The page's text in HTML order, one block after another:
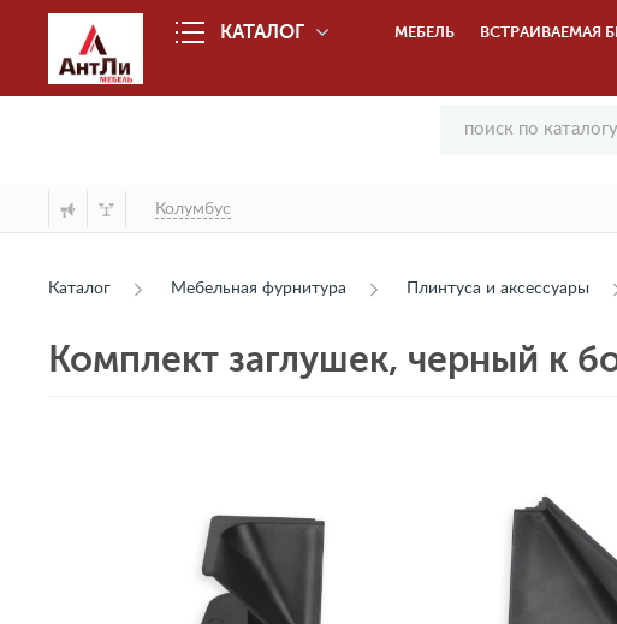
КАТАЛОГ МЕБЕЛЬ ВСТРАИВАЕМАЯ
Колумбус
Каталог Мебельная фурнитура Плинтуса и аксессуары
Комплект заглушек, черный к